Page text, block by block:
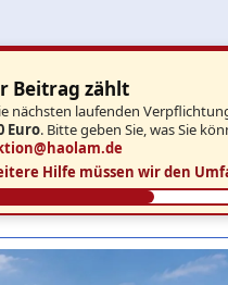
Beitrag zählt
nächsten laufenden
Euro. Bitte geben Sie, was Sie
Hilfe müssen wir den